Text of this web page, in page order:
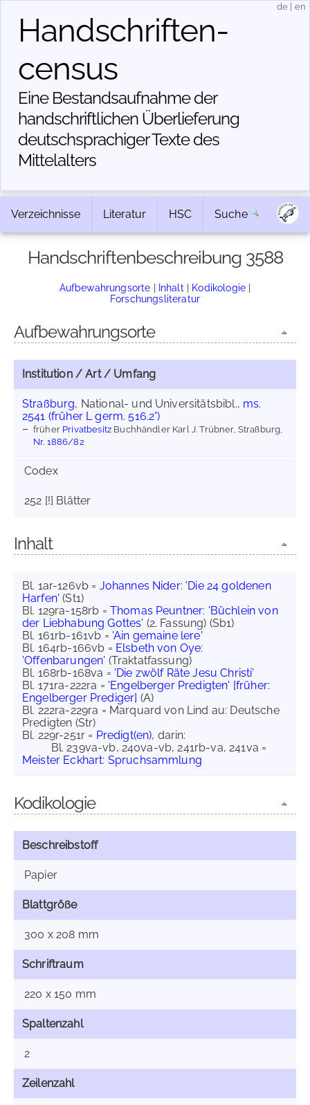
Handschriften­
census
Eine Bestandsaufnahme der
handschriftlichen Über­lieferung
deutschsprachiger Texte des
Mittelalters
de en
Verzeichnisse Literatur HSC Suche
Handschriftenbeschreibung 3588
Aufbewahrungsorte | Inhalt | Kodikologie |
Forschungsliteratur
Aufbewahrungsorte
Institution / Art / Umfang
Straßburg, National- und Universitätsbibl., ms.
2541 (früher L germ. 516.2°)
früher Privatbesitz Buchhändler Karl J. Trübner, Straßburg,
Nr. 1886/82
Codex
252 [!] Blätter
Inhalt
Bl. 1ar-126vb = Johannes Nider: 'Die 24 goldenen
Harfen' (St1)
Bl. 129ra-158rb = Thomas Peuntner: 'Büchlein von
der Liebhabung Gottes' (2. Fassung) (Sb1)
Bl. 161rb-161vb = 'Ain gemaine lere'
Bl. 164rb-166vb = Elsbeth von Oye:
'Offenbarungen' (Traktatfassung)
Bl. 168rb-168va = 'Die zwölf Räte Jesu Christi'
Bl. 171ra-222ra = 'Engelberger Predigten' [früher:
Engelberger Prediger] (A)
Bl. 222ra-229ra = Marquard von Lind au: Deutsche
Predigten (Str)
Bl. 229r-251r = Predigt(en), darin:
Bl. 239va-vb, 240va-vb, 241rb-va, 241va =
Meister Eckhart: Spruchsammlung
Kodikologie
Beschreibstoff
Papier
Blattgröße
300 x 208 mm
Schriftraum
220 x 150 mm
Spaltenzahl
2
Zeilenzahl